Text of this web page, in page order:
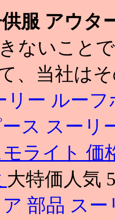
服 アウタ
ないこと
、当社は
リー ルー
ス スーリ
ライト 価
大特価人気
部品 ス